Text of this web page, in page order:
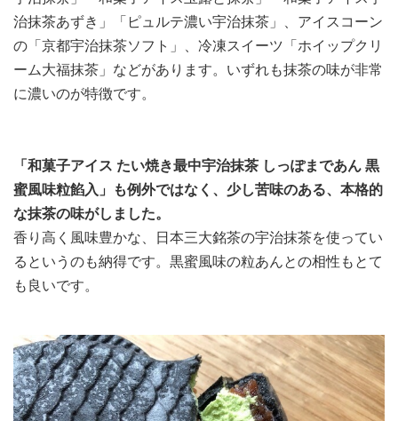
治抹茶あずき」「ピュルテ濃い宇治抹茶」、アイスコーン
の「京都宇治抹茶ソフト」、冷凍スイーツ「ホイップクリ
ーム大福抹茶」などがあります。いずれも抹茶の味が非常
に濃いのが特徴です。
「和菓子アイス たい焼き最中宇治抹茶 しっぽまであん 黒
蜜風味粒餡入」も例外ではなく、少し苦味のある、本格的
な抹茶の味がしました。
香り高く風味豊かな、日本三大銘茶の宇治抹茶を使ってい
るというのも納得です。黒蜜風味の粒あんとの相性もとて
も良いです。